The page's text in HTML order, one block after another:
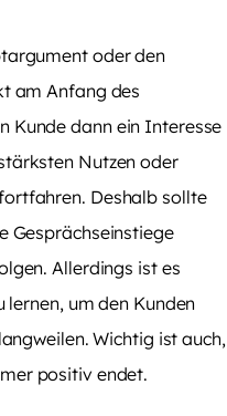
oder den
am Anfang des
Kunde dann ein Interesse
Nutzen oder
Deshalb sollte
Gesprächseinstiege
Allerdings ist es
lernen, um den Kunden
Wichtig ist auch,
positiv endet.